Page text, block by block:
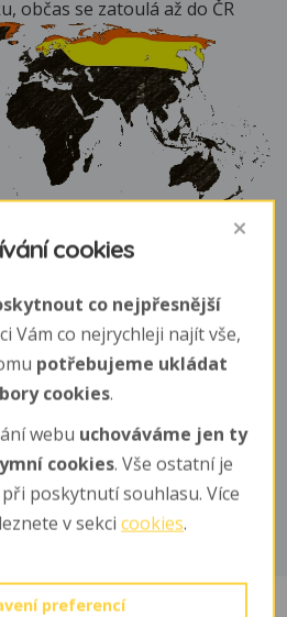
občas se zatoulá až do ČR
sněžných, který pravidelně
se nachází ve staré části
planiny
cookies
co nejpřesnější
Vám co nejrychleji najít vše,
potřebujeme ukládat
cookies.
webu uchováváme jen ty
cookies. Vše ostatní je
poskytnutí souhlasu. Více
v sekci cookies.
preferencí